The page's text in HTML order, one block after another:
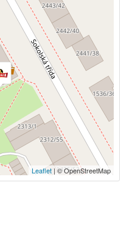
Leaflet | © OpenStreetMap